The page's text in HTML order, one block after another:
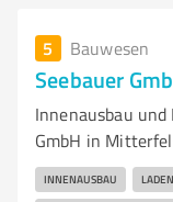
5 Bauwesen
Seebauer
Innenausbau und
GmbH in
INNENAUSBAU